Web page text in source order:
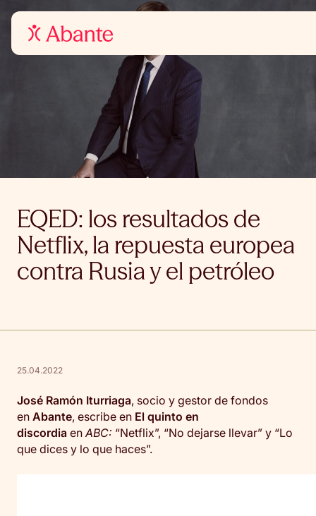
EQED: los resultados de
Netflix, la repuesta europea
contra Rusia y el petróleo
25.04.2022
José Ramón Iturriaga, socio y gestor de fondos
en Abante, escribe en El quinto en
discordia en ABC: “Netflix”, “No dejarse llevar” y “Lo
que dices y lo que haces”.